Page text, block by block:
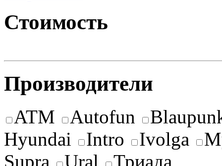
Стоимость
Производители
ATM Autofun
Hyundai
Intro Ivolga
Supra
Ural Триада